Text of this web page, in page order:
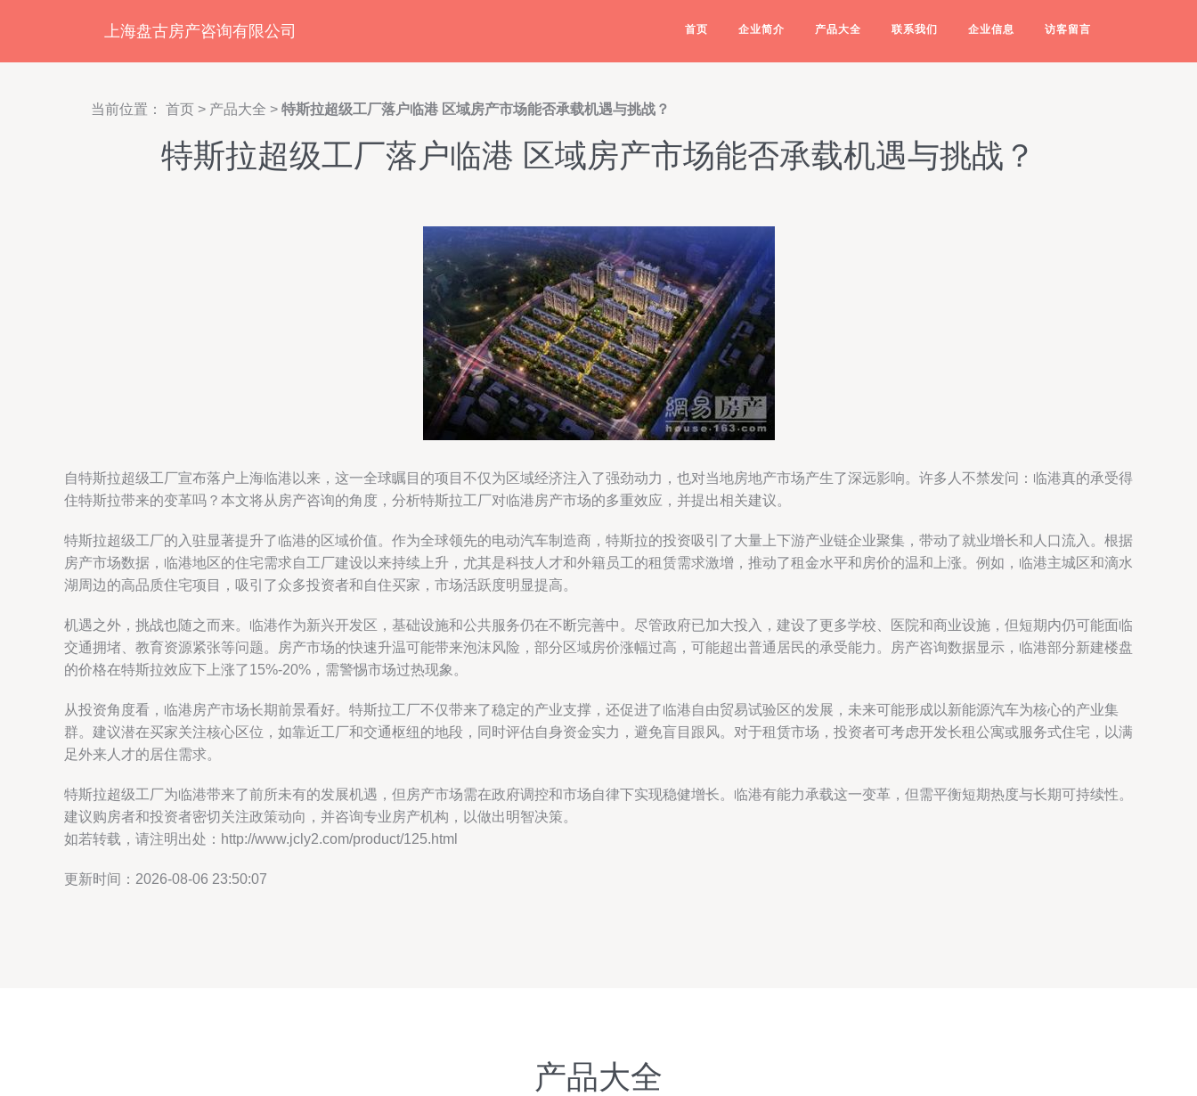
上海盘古房产咨询有限公司 首页 企业简介 产品大全 联系我们 企业信息 访客留言
当前位置： 首页 > 产品大全 > 特斯拉超级工厂落户临港 区域房产市场能否承载机遇与挑战？
特斯拉超级工厂落户临港 区域房产市场能否承载机遇与挑战？
自特斯拉超级工厂宣布落户上海临港以来，这一全球瞩目的项目不仅为区域经济注入了强劲动力，也对当地房地产市场产生了深远影响。许多人不禁发问：临港真的承受得
住特斯拉带来的变革吗？本文将从房产咨询的角度，分析特斯拉工厂对临港房产市场的多重效应，并提出相关建议。
特斯拉超级工厂的入驻显著提升了临港的区域价值。作为全球领先的电动汽车制造商，特斯拉的投资吸引了大量上下游产业链企业聚集，带动了就业增长和人口流入。根据
房产市场数据，临港地区的住宅需求自工厂建设以来持续上升，尤其是科技人才和外籍员工的租赁需求激增，推动了租金水平和房价的温和上涨。例如，临港主城区和滴水
湖周边的高品质住宅项目，吸引了众多投资者和自住买家，市场活跃度明显提高。
机遇之外，挑战也随之而来。临港作为新兴开发区，基础设施和公共服务仍在不断完善中。尽管政府已加大投入，建设了更多学校、医院和商业设施，但短期内仍可能面临
交通拥堵、教育资源紧张等问题。房产市场的快速升温可能带来泡沫风险，部分区域房价涨幅过高，可能超出普通居民的承受能力。房产咨询数据显示，临港部分新建楼盘
的价格在特斯拉效应下上涨了15%-20%，需警惕市场过热现象。
从投资角度看，临港房产市场长期前景看好。特斯拉工厂不仅带来了稳定的产业支撑，还促进了临港自由贸易试验区的发展，未来可能形成以新能源汽车为核心的产业集
群。建议潜在买家关注核心区位，如靠近工厂和交通枢纽的地段，同时评估自身资金实力，避免盲目跟风。对于租赁市场，投资者可考虑开发长租公寓或服务式住宅，以满
足外来人才的居住需求。
特斯拉超级工厂为临港带来了前所未有的发展机遇，但房产市场需在政府调控和市场自律下实现稳健增长。临港有能力承载这一变革，但需平衡短期热度与长期可持续性。
建议购房者和投资者密切关注政策动向，并咨询专业房产机构，以做出明智决策。
如若转载，请注明出处：http://www.jcly2.com/product/125.html
更新时间：2026-08-06 23:50:07
产品大全